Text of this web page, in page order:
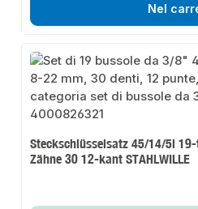
Nel
Steckschlüsselsatz 45/14/5i
Zähne 30 12-kant STAHLWILLE